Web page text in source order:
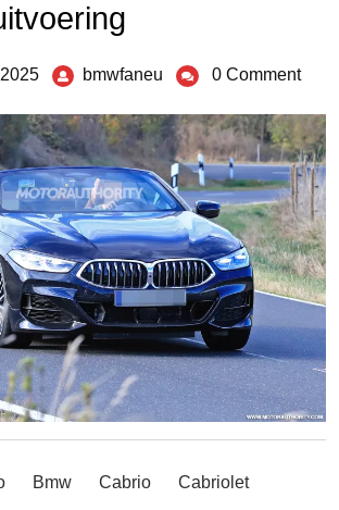
bmwfaneu 0 Comment
Bmw Cabrio Cabriolet